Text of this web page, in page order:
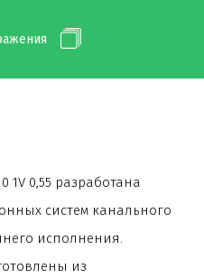
1V 0,55 разработана
систем канального
исполнения.
из